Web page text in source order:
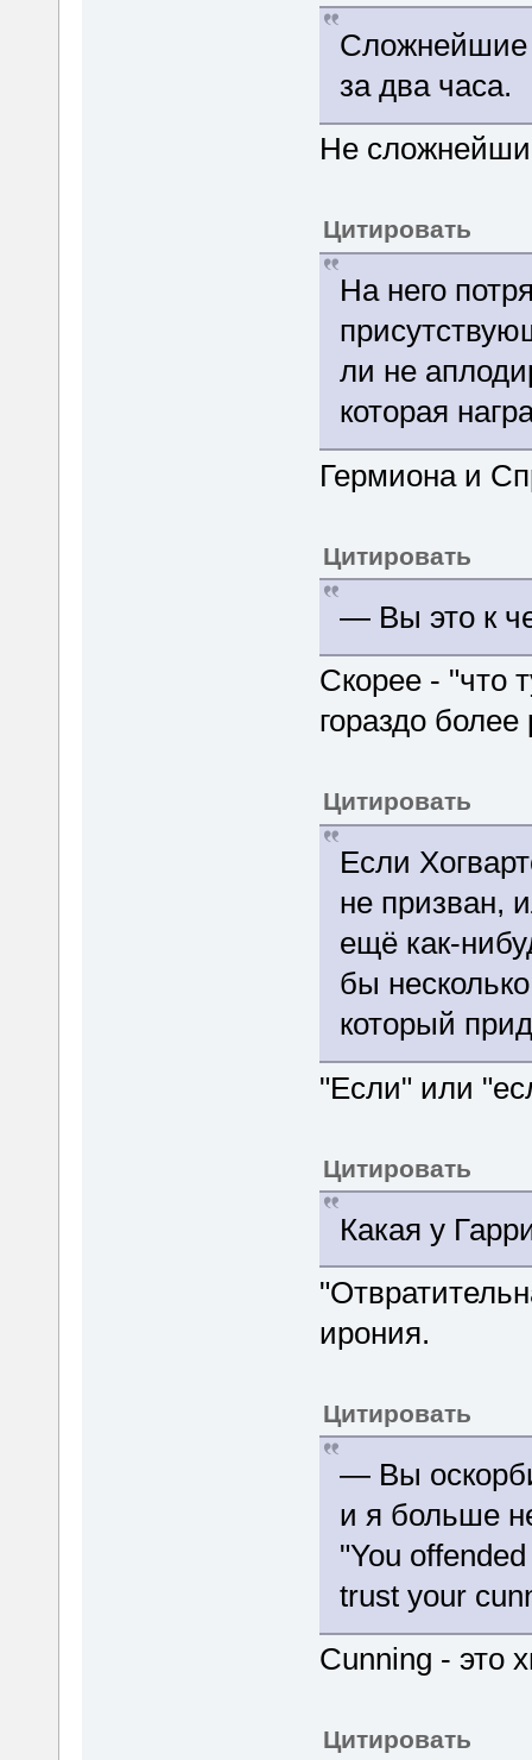
Сложнейшие
за два часа.
Не
Цитировать
На него
ли не
которая
Гермиона и
Цитировать
— Вы это к
Скорее - "что
гораздо
Цитировать
Если
не призван,
ещё как-
бы
который
"Если" или
Цитировать
Какая у
ирония.
Цитировать
— Вы
и я больше
"You
trust your
Cunning - это
Цитировать